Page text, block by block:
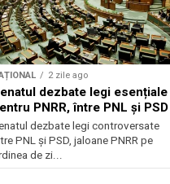
2 zile ago
dezbate legi esențiale
PNRR, între PNL și PSD
dezbate legi controversate
PNL și PSD, jaloane PNRR pe
de zi...